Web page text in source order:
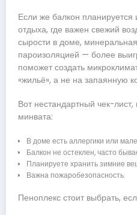
Если же балкон планируется
отдыха, где важен свежий
сырости в доме,
пароизоляцией — более
поможет создать
«жильё», а не на запаянную
Вот нестандартный чек-лист,
минвата:
В доме есть аллергики или
Балкон не остеклен, часто
Планируете хранить зимние
Важна пожаробезопасность.
Пеноплекс стоит выбрать,